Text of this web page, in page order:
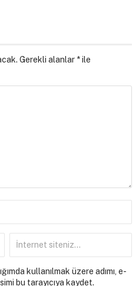
Gerekli alanlar *ile
kullanılmak üzere adımı, e-
bu tarayıcıya kaydet.